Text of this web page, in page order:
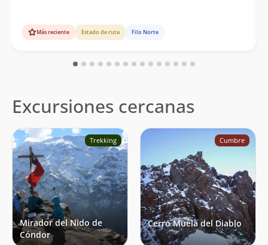
Más reciente Estado de ruta Filo Norte
Excursiones cercanas
Trekking
Mirador del Nido de
Cóndor
Cumbre
Cerro Muela del Diablo